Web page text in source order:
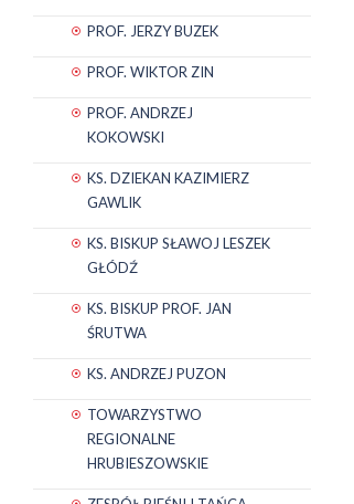
PROF. JERZY BUZEK
PROF. WIKTOR ZIN
PROF. ANDRZEJ
KOKOWSKI
KS. DZIEKAN KAZIMIERZ
GAWLIK
KS. BISKUP SŁAWOJ LESZEK
GŁÓDŹ
KS. BISKUP PROF. JAN
ŚRUTWA
KS. ANDRZEJ PUZON
TOWARZYSTWO
REGIONALNE
HRUBIESZOWSKIE